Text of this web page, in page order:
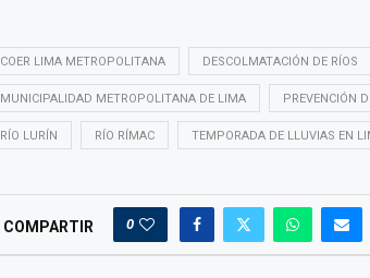
COER LIMA METROPOLITANA DESCOLMATACIÓN DE RÍOS
MUNICIPALIDAD METROPOLITANA DE LIMA PREVENCIÓN
RÍO LURÍN RÍO RÍMAC TEMPORADA DE LLUVIAS EN
COMPARTIR 0